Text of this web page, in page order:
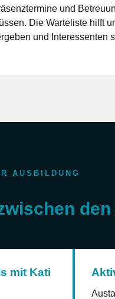
und
Die Warteliste hilft
und Interessenten
AUSBILDUNG
den
mit Kati